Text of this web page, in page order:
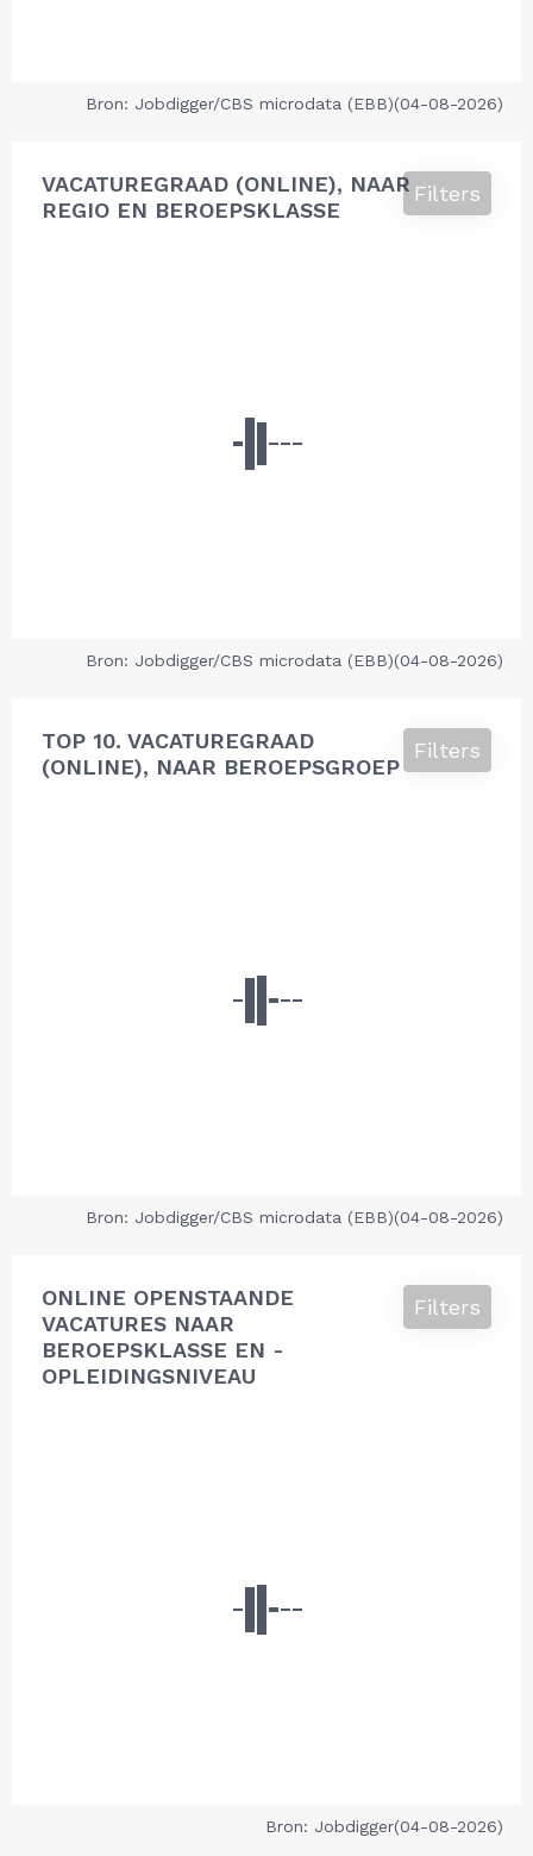
Bron: Jobdigger/CBS microdata (EBB)(04-08-2026)
VACATUREGRAAD (ONLINE), NAAR
REGIO EN BEROEPSKLASSE
Filters
Bron: Jobdigger/CBS microdata (EBB)(04-08-2026)
TOP 10. VACATUREGRAAD
(ONLINE), NAAR BEROEPSGROEP
Filters
Bron: Jobdigger/CBS microdata (EBB)(04-08-2026)
ONLINE OPENSTAANDE
VACATURES NAAR
BEROEPSKLASSE EN -
OPLEIDINGSNIVEAU
Filters
Bron: Jobdigger(04-08-2026)